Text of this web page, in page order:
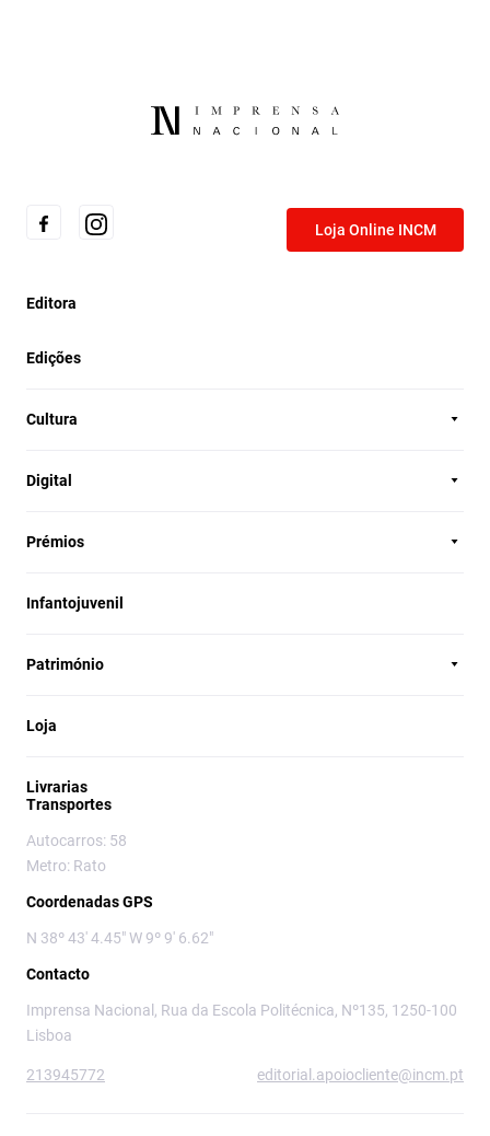
Loja Online INCM
Editora
Edições
Cultura
Digital
Prémios
Infantojuvenil
Património
Loja
Livrarias
Transportes
Autocarros: 58
Metro: Rato
Coordenadas GPS
N 38º 43' 4.45" W 9º 9' 6.62"
Contacto
Imprensa Nacional, Rua da Escola Politécnica, Nº135, 1250-100
Lisboa
213945772 editorial.apoiocliente@incm.pt